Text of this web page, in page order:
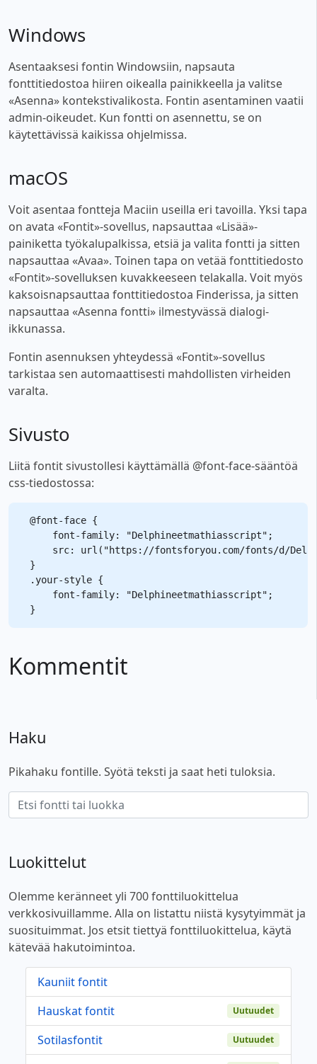
Windows
Asentaaksesi fontin Windowsiin, napsauta
fonttitiedostoa hiiren oikealla painikkeella ja valitse
«Asenna» kontekstivalikosta. Fontin asentaminen vaatii
admin-oikeudet. Kun fontti on asennettu, se on
käytettävissä kaikissa ohjelmissa.
macOS
Voit asentaa fontteja Maciin useilla eri tavoilla. Yksi tapa
on avata «Fontit»-sovellus, napsauttaa «Lisää»-
painiketta työkalupalkissa, etsiä ja valita fontti ja sitten
napsauttaa «Avaa». Toinen tapa on vetää fonttitiedosto
«Fontit»-sovelluksen kuvakkeeseen telakalla. Voit myös
kaksoisnapsauttaa fonttitiedostoa Finderissa, ja sitten
napsauttaa «Asenna fontti» ilmestyvässä dialogi-
ikkunassa.
Fontin asennuksen yhteydessä «Fontit»-sovellus
tarkistaa sen automaattisesti mahdollisten virheiden
varalta.
Sivusto
Liitä fontit sivustollesi käyttämällä @font-face-sääntöä
css-tiedostossa:
@font-face {
    font-family: "Delphineetmathiasscript";
src: url("https://fontsforyou.com/fonts/d/
}
.your-style {
    font-family: "Delphineetmathiasscript";
Kommentit
Haku
Pikahaku fontille. Syötä teksti ja saat heti tuloksia.
Luokittelut
Olemme keränneet yli 700 fonttiluokittelua
verkkosivuillamme. Alla on listattu niistä kysytyimmät ja
suosituimmat. Jos etsit tiettyä fonttiluokittelua, käytä
kätevää hakutoimintoa.
Kauniit fontit
Hauskat fontit
Uutuudet
Sotilasfontit Uutuudet